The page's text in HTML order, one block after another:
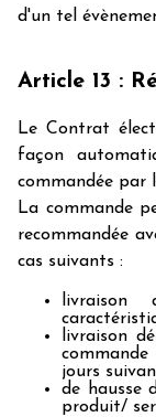
d'un tel
Article 13 :
Le Contrat
façon
commandée par
La commande
recommandée
cas suivants :
livraison
jours
de hausse
produit/